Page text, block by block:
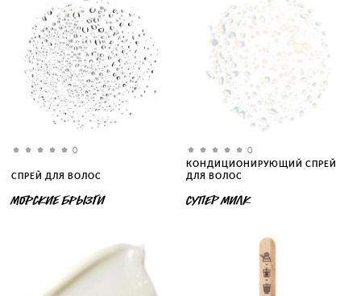
0
СПРЕЙ ДЛЯ ВОЛОС
МОРСКИЕ БРЫЗГИ
0
КОНДИЦИОНИРУЮЩИЙ СПРЕЙ
ДЛЯ ВОЛОС
СУПЕР МИЛК